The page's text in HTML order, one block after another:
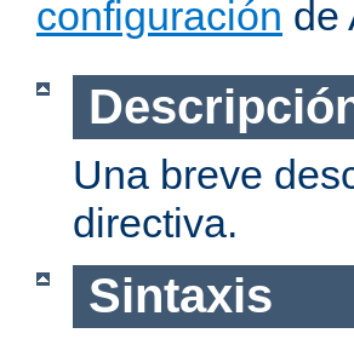
configuración de
Una breve
directiva.
Sintaxis